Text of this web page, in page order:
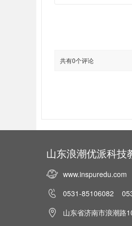
共有0个评论
山东浪潮优派科技
www.inspuredu.com
0531-85106082
山东省济南市浪潮路